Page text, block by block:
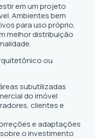
em um projeto
Ambientes bem
para uso próprio,
melhor distribuição
ou
subutilizadas
do imóvel
clientes e
e adaptações
o investimento